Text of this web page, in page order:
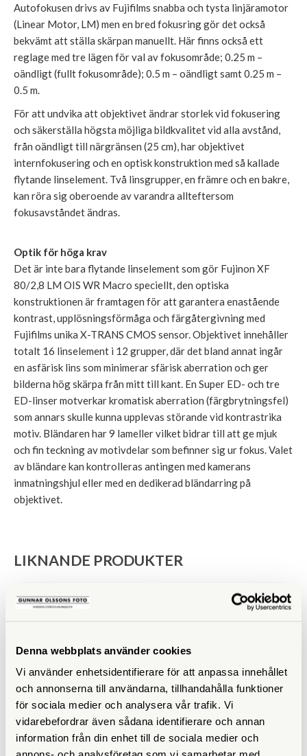
Denna webbplats använder cookies
Vi använder enhetsidentifierare för att anpassa innehållet
och annonserna till användarna, tillhandahålla funktioner
för sociala medier och analysera vår trafik. Vi
vidarebefordrar även sådana identifierare och annan
information från din enhet till de sociala medier och
Autofokusen drivs av Fujifilms snabba och tysta linjäramotor
(Linear Motor, LM) men en bred fokusring gör det också
bekvämt att ställa skärpan manuellt. Här finns också ett
reglage med tre lägen för val av fokusområde; 0.25 m –
oändligt (fullt fokusområde); 0.5 m – oändligt samt 0.25 m –
0.5 m.
För att undvika att objektivet ändrar storlek vid fokusering
och säkerställa högsta möjliga bildkvalitet vid alla avstånd,
från oändligt till närgränsen (25 cm), har objektivet
internfokusering och en optisk konstruktion med så kallade
flytande linselement. Två linsgrupper, en främre och en bakre,
kan röra sig oberoende av varandra allteftersom
fokusavståndet ändras.
Optik för höga krav
Det är inte bara flytande linselement som gör Fujinon XF
80/2,8 LM OIS WR Macro speciellt, den optiska
konstruktionen är framtagen för att garantera enastående
kontrast, upplösningsförmåga och färgåtergivning med
Fujifilms unika X-TRANS CMOS sensor. Objektivet innehåller
totalt 16 linselement i 12 grupper, där det bland annat ingår
en asfärisk lins som minimerar sfärisk aberration och ger
bilderna hög skärpa från mitt till kant. En Super ED- och tre
ED-linser motverkar kromatisk aberration (färgbrytningsfel)
som annars skulle kunna upplevas störande vid kontrastrika
motiv. Bländaren har 9 lameller vilket bidrar till att ge mjuk
och fin teckning av motivdelar som befinner sig ur fokus. Valet
av bländare kan kontrolleras antingen med kamerans
inmatningshjul eller med en dedikerad bländarring på
objektivet.
LIKNANDE PRODUKTER
Fujifilm XF 18/1,4 R LM WR
Fujifilm XF 70-300/4-5,6